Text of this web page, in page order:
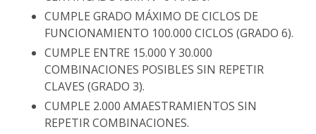
CUMPLE GRADO MÁXIMO DE CICLOS DE
FUNCIONAMIENTO 100.000 CICLOS (GRADO 6).
CUMPLE ENTRE 15.000 Y 30.000
COMBINACIONES POSIBLES SIN REPETIR
CLAVES (GRADO 3).
CUMPLE 2.000 AMAESTRAMIENTOS SIN
REPETIR COMBINACIONES.